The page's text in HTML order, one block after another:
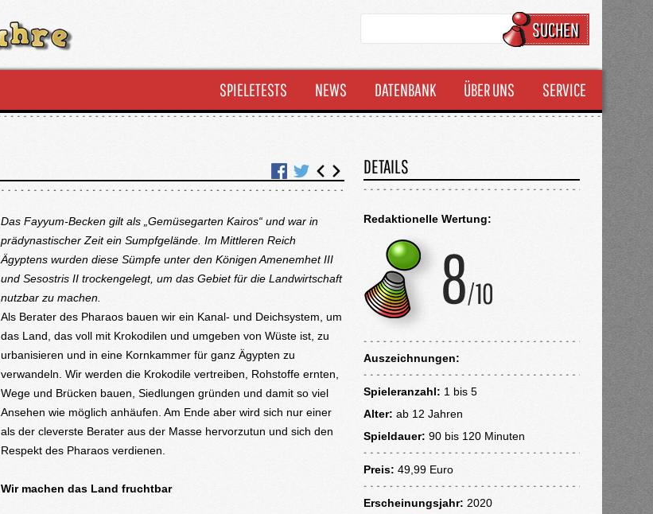
SUCHEN
SPIELETESTS NEWS DATENBANK ÜBER UNS SERVICE
Das Fayyum-Becken gilt als „Gemüsegarten Kairos“ und war in
prädynastischer Zeit ein Sumpfgelände. Im Mittleren Reich
Ägyptens wurden diese Sümpfe unter den Königen Amenemhet III
und Sesostris II trockengelegt, um das Gebiet für die Landwirtschaft
nutzbar zu machen.
Als Berater des Pharaos bauen wir ein Kanal- und Deichsystem, um
das Land, das voll mit Krokodilen und umgeben von Wüste ist, zu
urbanisieren und in eine Kornkammer für ganz Ägypten zu
verwandeln. Wir werden die Krokodile vertreiben, Rohstoffe ernten,
Wege und Brücken bauen, Siedlungen gründen und damit so viel
Ansehen wie möglich anhäufen. Am Ende aber wird sich nur einer
als der cleverste Berater aus der Masse hervorzutun und sich den
Respekt des Pharaos verdienen.
Wir machen das Land fruchtbar
DETAILS
Redaktionelle Wertung:
Auszeichnungen:
Spieleranzahl: 1 bis 5
Alter: ab 12 Jahren
Spieldauer: 90 bis 120 Minuten
Preis: 49,99 Euro
Erscheinungsjahr: 2020